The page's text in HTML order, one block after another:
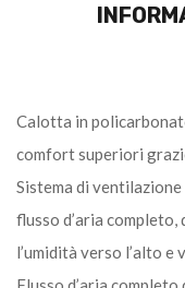
Calotta in
comfort superiori
Sistema di ventilazione
flusso d’aria
l’umidità verso l’alto e